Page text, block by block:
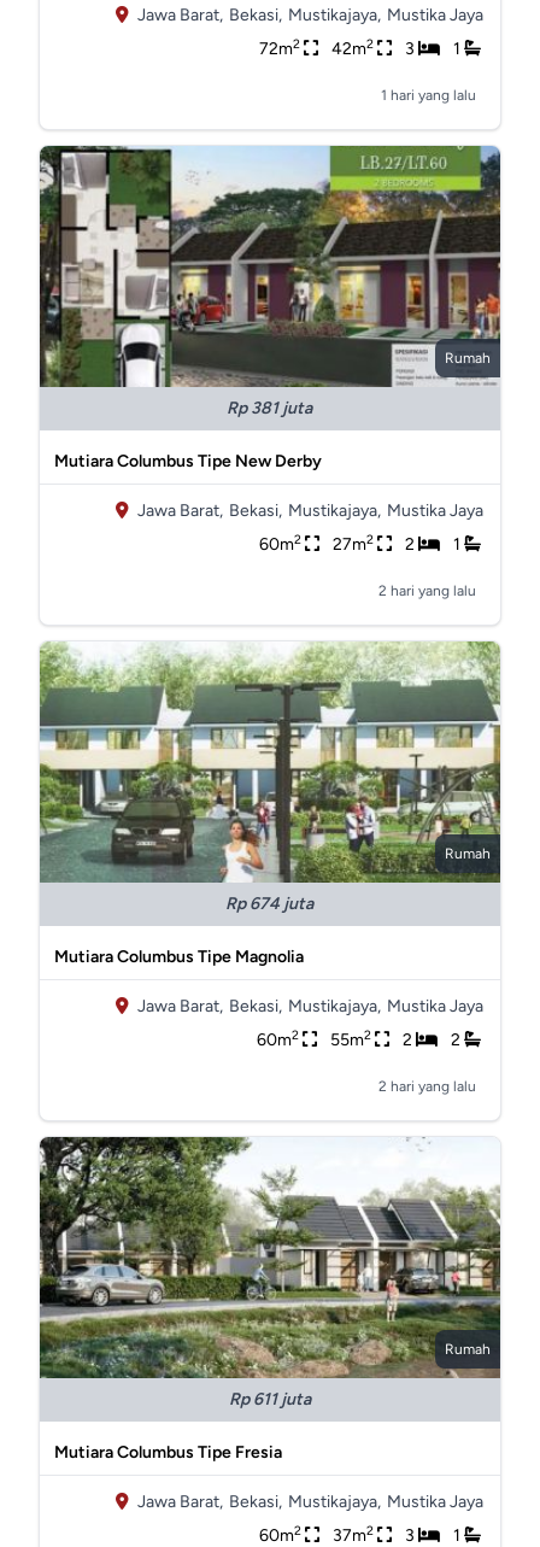
Jawa Barat, Bekasi, Mustikajaya, Mustika Jaya
72m2 42m2 3 1
1 hari yang lalu
Rumah
Rp 381 juta
Mutiara Columbus Tipe New Derby
Jawa Barat, Bekasi, Mustikajaya, Mustika Jaya
60m2 27m2 2 1
2 hari yang lalu
Rumah
Rp 674 juta
Mutiara Columbus Tipe Magnolia
Jawa Barat, Bekasi, Mustikajaya, Mustika Jaya
60m2 55m2 2 2
2 hari yang lalu
Rumah
Rp 611 juta
Mutiara Columbus Tipe Fresia
Jawa Barat, Bekasi, Mustikajaya, Mustika Jaya
60m2 37m2 3 1